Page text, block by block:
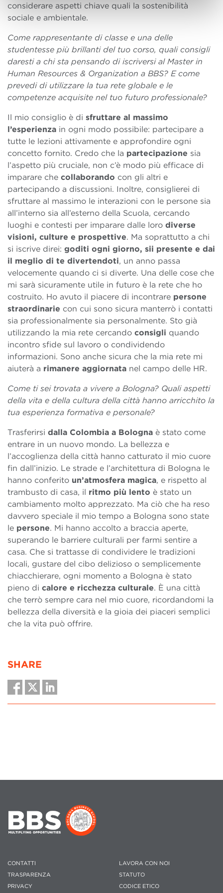
considerare aspetti chiave quali la sostenibilità
sociale e ambientale.
Come rappresentante di classe e una delle
studentesse più brillanti del tuo corso, quali consigli
daresti a chi sta pensando di iscriversi al Master in
Human Resources & Organization a BBS? E come
prevedi di utilizzare la tua rete globale e le
competenze acquisite nel tuo futuro professionale?
Il mio consiglio è di sfruttare al massimo
l’esperienza in ogni modo possibile: partecipare a
tutte le lezioni attivamente e approfondire ogni
concetto fornito. Credo che la partecipazione sia
l’aspetto più cruciale, non c’è modo più efficace di
imparare che collaborando con gli altri e
partecipando a discussioni. Inoltre, consiglierei di
sfruttare al massimo le interazioni con le persone sia
all’interno sia all’esterno della Scuola, cercando
luoghi e contesti per imparare dalle loro diverse
visioni, culture e prospettive. Ma soprattutto a chi
si iscrive direi: goditi ogni giorno, sii presente e dai
il meglio di te divertendoti, un anno passa
velocemente quando ci si diverte. Una delle cose che
mi sarà sicuramente utile in futuro è la rete che ho
costruito. Ho avuto il piacere di incontrare persone
straordinarie con cui sono sicura manterrò i contatti
sia professionalmente sia personalmente. Sto già
utilizzando la mia rete cercando consigli quando
incontro sfide sul lavoro o condividendo
informazioni. Sono anche sicura che la mia rete mi
aiuterà a rimanere aggiornata nel campo delle HR.
Come ti sei trovata a vivere a Bologna? Quali aspetti
della vita e della cultura della città hanno arricchito la
tua esperienza formativa e personale?
Trasferirsi dalla Colombia a Bologna è stato come
entrare in un nuovo mondo. La bellezza e
l’accoglienza della città hanno catturato il mio cuore
fin dall’inizio. Le strade e l’architettura di Bologna le
hanno conferito un’atmosfera magica, e rispetto al
trambusto di casa, il ritmo più lento è stato un
cambiamento molto apprezzato. Ma ciò che ha reso
davvero speciale il mio tempo a Bologna sono state
le persone. Mi hanno accolto a braccia aperte,
superando le barriere culturali per farmi sentire a
casa. Che si trattasse di condividere le tradizioni
locali, gustare del cibo delizioso o semplicemente
chiacchierare, ogni momento a Bologna è stato
pieno di calore e ricchezza culturale. È una città
che terrò sempre cara nel mio cuore, ricordandomi la
bellezza della diversità e la gioia dei piaceri semplici
che la vita può offrire.
SHARE
CONTATTI
TRASPARENZA
PRIVACY
LAVORA CON NOI
STATUTO
CODICE ETICO